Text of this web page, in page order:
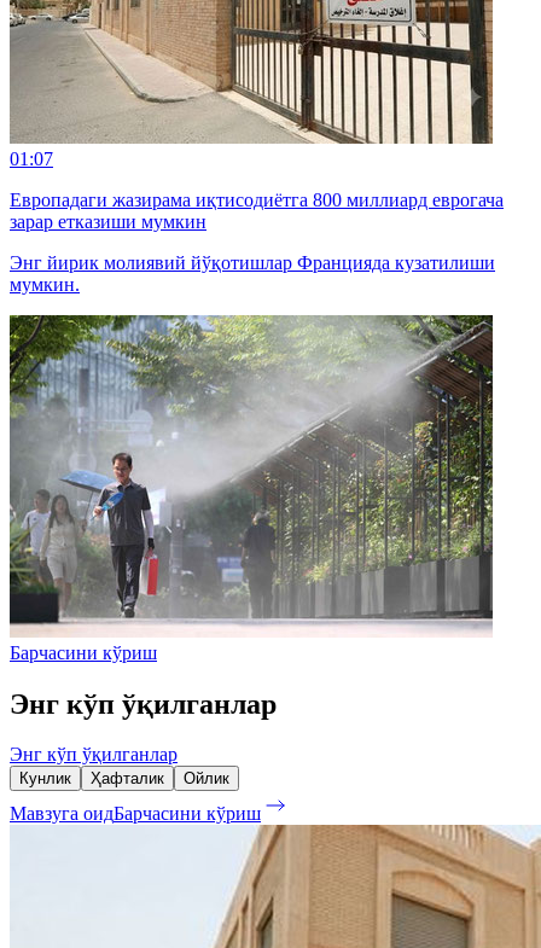
01:07
Европадаги жазирама иқтисодиётга 800 миллиард еврогача
зарар етказиши мумкин
Энг йирик молиявий йўқотишлар Францияда кузатилиши
мумкин.
Барчасини кўриш
Энг кўп ўқилганлар
Энг кўп ўқилганлар
Кунлик Ҳафталик Ойлик
Мавзуга оидБарчасини кўриш